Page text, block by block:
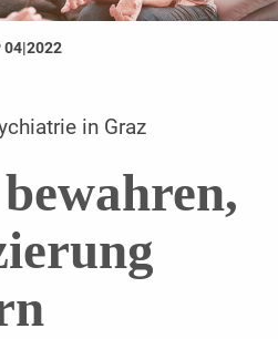
04|2022
in Graz